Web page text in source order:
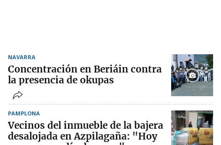
NAVARRA
Concentración en Beriáin contra
la presencia de okupas
PAMPLONA
Vecinos del inmueble de la bajera
desalojada en Azpilagaña: "Hoy